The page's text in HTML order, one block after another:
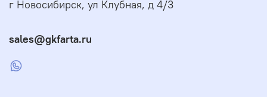
г Новосибирск, ул Клубная, д 4/3
sales@gkfarta.ru